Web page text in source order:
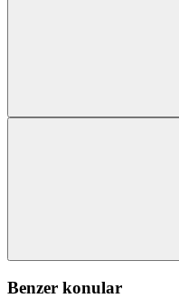
Benzer konular